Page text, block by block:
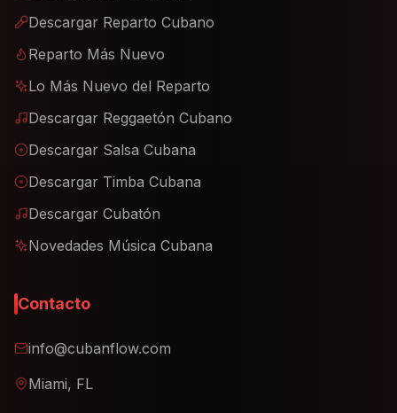
Descargar Reparto Cubano
Reparto Más Nuevo
Lo Más Nuevo del Reparto
Descargar Reggaetón Cubano
Descargar Salsa Cubana
Descargar Timba Cubana
Descargar Cubatón
Novedades Música Cubana
Contacto
info@cubanflow.com
Miami, FL